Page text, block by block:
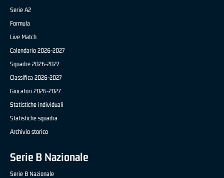
Serie A2
Formula
Live Match
Calendario 2026-2027
Squadre 2026-2027
Classifica 2026-2027
Giocatori 2026-2027
Statistiche individuali
Statistiche squadra
Archivio storico
Serie B Nazionale
Serie B Nazionale